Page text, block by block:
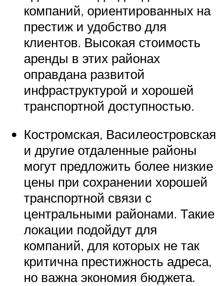
компаний, ориентированных на
престиж и удобство для
клиентов. Высокая стоимость
аренды в этих районах
оправдана развитой
инфраструктурой и хорошей
транспортной доступностью.
Костромская, Василеостровская
и другие отдаленные районы
могут предложить более низкие
цены при сохранении хорошей
транспортной связи с
центральными районами. Такие
локации подойдут для
компаний, для которых не так
критична престижность адреса,
но важна экономия бюджета.